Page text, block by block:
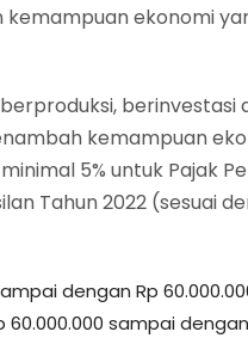
ekonomi
kemampuan
5% untuk Pajak
Tahun 2022 (sesuai
dengan Rp
sampai